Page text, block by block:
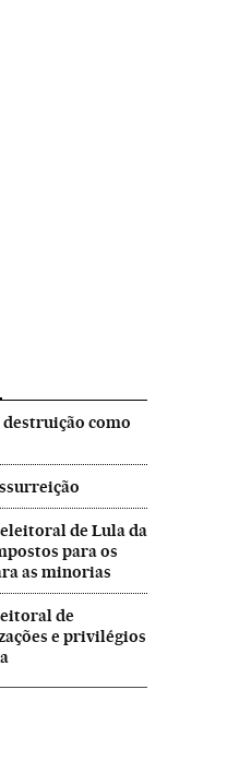
como
de Lula da
para os
as minorias
de
e privilégios